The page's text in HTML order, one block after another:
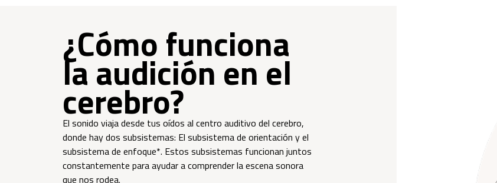
¿Cómo funciona
la audición en el
cerebro?
El sonido viaja desde tus oídos al centro auditivo del cerebro,
donde hay dos subsistemas: El subsistema de orientación y el
subsistema de enfoque*. Estos subsistemas funcionan juntos
constantemente para ayudar a comprender la escena sonora
que nos rodea.